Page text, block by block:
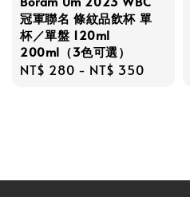
冠軍聯名 條紋品飲杯 單
杯／單盤 120ml
200ml（3色可選）
Regular
NT$ 280 - NT$ 350